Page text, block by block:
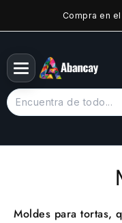
Compra en
Moldes para tortas,